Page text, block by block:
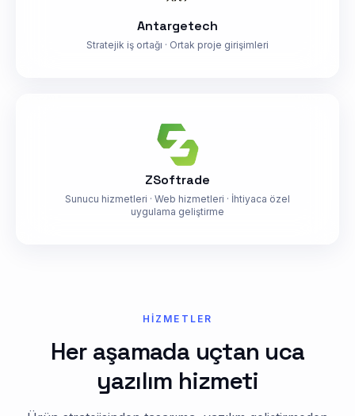
Antargetech
Stratejik iş ortağı · Ortak proje girişimleri
ZSoftrade
Sunucu hizmetleri · Web hizmetleri · İhtiyaca özel
uygulama geliştirme
HIZMETLER
Her aşamada uçtan uca
yazılım hizmeti